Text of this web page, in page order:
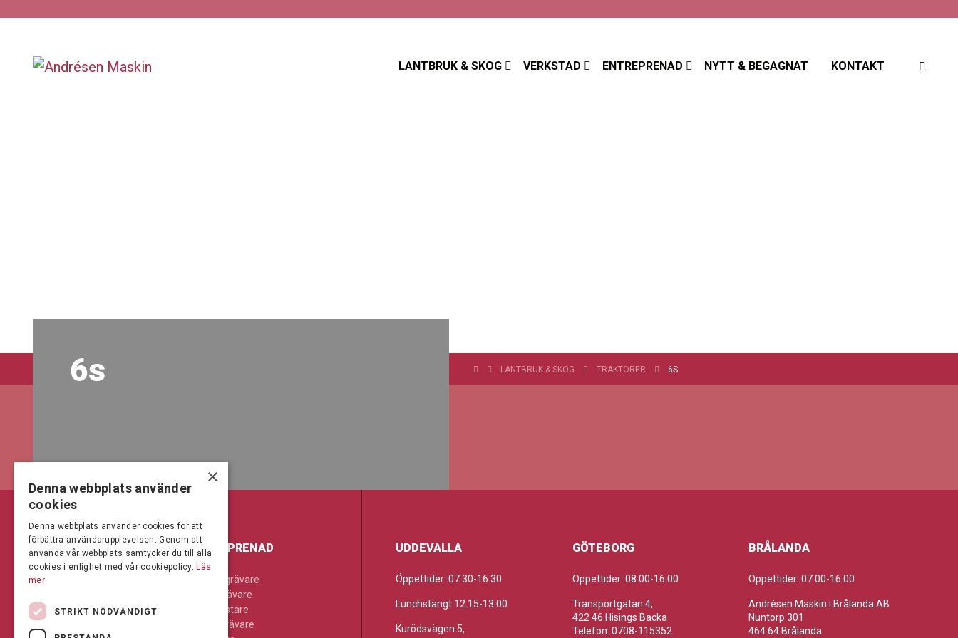
LANTBRUK & SKOG VERKSTAD ENTREPRENAD NYTT & BEGAGNAT KONTAKT
LANTBRUK & SKOG TRAKTORER 6S
6s
LANTBRUK & SKOG
Jordbearbetning
Skog
ENTREPRENAD
Bandgrävare
Hjulgrävare
Hjullastare
Minigrävare
UDDEVALLA
Öppettider: 07:30-16:30
Lunchstängt 12.15-13.00
Kurödsvägen 5,
GÖTEBORG
Öppettider: 08.00-16.00
Transportgatan 4,
422 46 Hisings Backa
Telefon: 0708-115352
BRÅLANDA
Öppettider: 07:00-16:00
Andrésen Maskin i Brålanda AB
Nuntorp 301
464 64 Brålanda
×
Denna webbplats använder
cookies
Denna webbplats använder cookies för att
förbättra användarupplevelsen. Genom att
använda vår webbplats samtycker du till alla
cookies i enlighet med vår cookiepolicy. Läs
mer
STRIKT NÖDVÄNDIGT